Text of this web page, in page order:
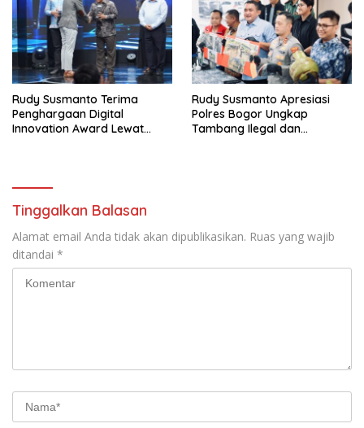
Rudy Susmanto Terima
Penghargaan Digital
Innovation Award Lewat
Rudy Susmanto Apresiasi
Polres Bogor Ungkap
Tambang Ilegal dan
Tinggalkan Balasan
Alamat email Anda tidak akan dipublikasikan. Ruas yang wajib
ditandai *